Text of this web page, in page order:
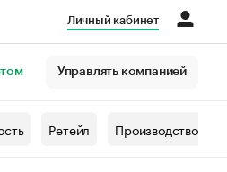
Личный кабинет
Управлять компанией
Ретейл Производство